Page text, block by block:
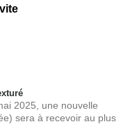
2025, une nouvelle
sera à recevoir au plus